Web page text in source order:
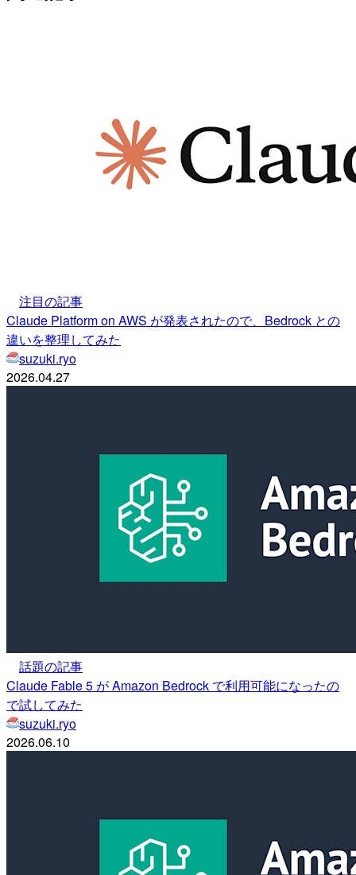
注目の記事
Claude Platform on AWS が発表されたので、Bedrock との
違いを整理してみた
suzuki.ryo
2026.04.27
話題の記事
Claude Fable 5 が Amazon Bedrock で利用可能になったの
で試してみた
suzuki.ryo
2026.06.10